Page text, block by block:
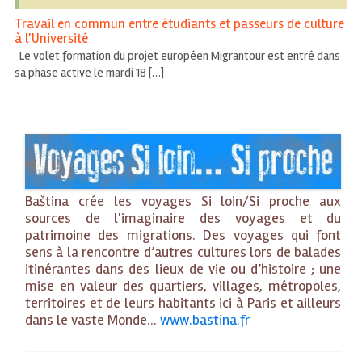
Travail en commun entre étudiants et passeurs de culture
à l'Université
Le volet formation du projet européen Migrantour est entré dans
sa phase active le mardi 18 […]
Baština crée les voyages Si loin/Si proche aux
sources de l'imaginaire des voyages et du
patrimoine des migrations. Des voyages qui font
sens à la rencontre d’autres cultures lors de balades
itinérantes dans des lieux de vie ou d’histoire ; une
mise en valeur des quartiers, villages, métropoles,
territoires et de leurs habitants ici à Paris et ailleurs
dans le vaste Monde... www.bastina.fr